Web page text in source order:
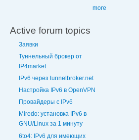
more
Active forum topics
Заявки
Туннельный брокер от
IP4market
IPv6 через tunnelbroker.net
Настройка IPv6 в OpenVPN
Провайдеры с IPv6
Miredo: установка IPv6 в
GNU/Linux за 1 минуту
6to4: IPv6 для имеющих